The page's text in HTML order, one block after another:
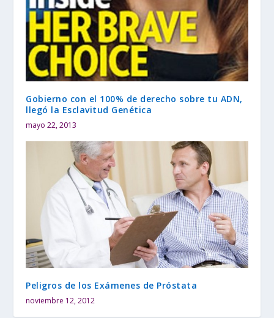
Gobierno con el 100% de derecho sobre tu ADN,
llegó la Esclavitud Genética
mayo 22, 2013
Peligros de los Exámenes de Próstata
noviembre 12, 2012